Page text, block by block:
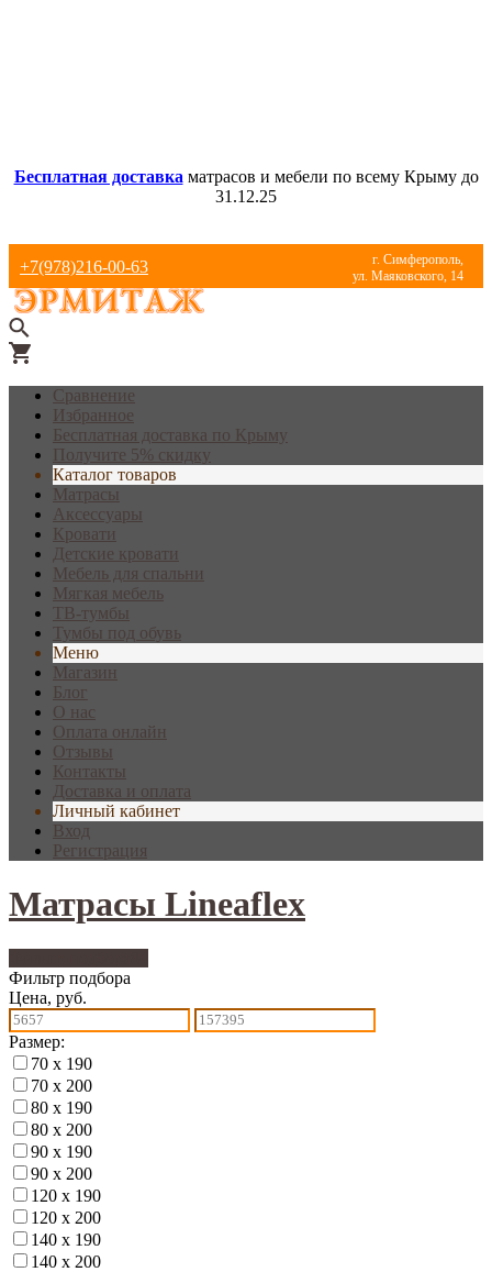
Бесплатная доставка матрасов и мебели по всему Крыму до
31.12.25
+7(978)216-00-63
г. Симферополь,
ул. Маяковского, 14
Сравнение
Избранное
Бесплатная доставка по Крыму
Получите 5% скидку
Каталог товаров
Матрасы
Аксессуары
Кровати
Детские кровати
Мебель для спальни
Мягкая мебель
ТВ-тумбы
Тумбы под обувь
Меню
Магазин
Блог
О нас
Оплата онлайн
Отзывы
Контакты
Доставка и оплата
Личный кабинет
Вход
Регистрация
Матрасы Lineaflex
Фильтр подбора
Цена, руб.
Размер:
70 х 190
70 х 200
80 х 190
80 х 200
90 х 190
90 х 200
120 х 190
120 х 200
140 х 190
140 х 200